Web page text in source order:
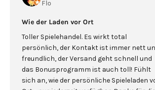
Flo
Wie der Laden vor Ort
Toller Spielehandel. Es wirkt total
persönlich, der Kontakt ist immer nett
freundlich, der Versand geht schnell und
das Bonusprogramm ist auch toll! Fühlt
sich an, wie der persönliche Spieleladen